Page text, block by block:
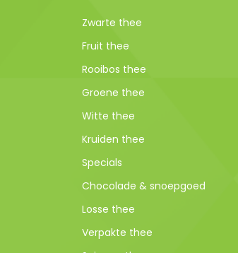
Zwarte thee
Fruit thee
Rooibos thee
Groene thee
Witte thee
Kruiden thee
Specials
Chocolade & snoepgoed
Losse thee
Verpakte thee